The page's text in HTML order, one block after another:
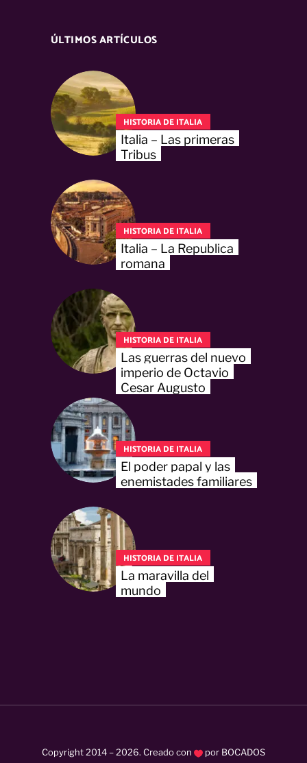
ÚLTIMOS ARTÍCULOS
HISTORIA DE ITALIA
Italia – Las primeras
Tribus
HISTORIA DE ITALIA
Italia – La Republica
romana
HISTORIA DE ITALIA
Las guerras del nuevo
imperio de Octavio
Cesar Augusto
HISTORIA DE ITALIA
El poder papal y las
enemistades familiares
HISTORIA DE ITALIA
La maravilla del
mundo
Copyright 2014 –2026. Creado con por BOCADOS